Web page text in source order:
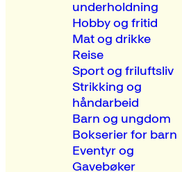
underholdning
Hobby og fritid
Mat og drikke
Reise
Sport og friluftsliv
Strikking og
håndarbeid
Barn og ungdom
Bokserier for barn
Eventyr og
Gavebøker